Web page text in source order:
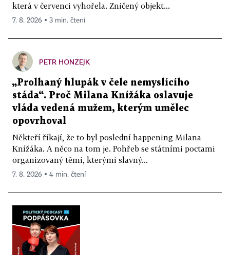
která v červenci vyhořela. Zničený objekt...
7. 8. 2026 ▪ 3 min. čtení
PETR HONZEJK
„Prolhaný hlupák v čele nemyslícího
stáda“. Proč Milana Knížáka oslavuje
vláda vedená mužem, kterým umělec
opovrhoval
Někteří říkají, že to byl poslední happening Milana
Knížáka. A něco na tom je. Pohřeb se státními poctami
organizovaný těmi, kterými slavný...
7. 8. 2026 ▪ 4 min. čtení